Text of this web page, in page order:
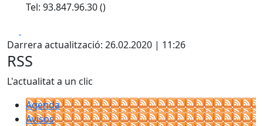
Tel: 93.847.96.30 ()
Darrera actualització: 26.02.2020 | 11:26
RSS
L'actualitat a un clic
Agenda
Avisos